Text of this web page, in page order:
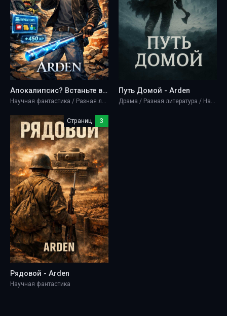
Апокалипсис? Встаньте в очередь! - Arden
Научная фантастика / Разная литература
Путь Домой - Arden
Драма / Разная литература / Научная фантастика / Ужасы и мистика
Страниц 3
Рядовой - Arden
Научная фантастика